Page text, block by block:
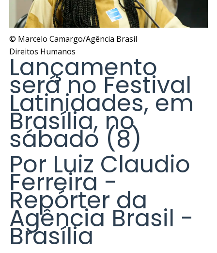
© Marcelo Camargo/Agência Brasil
Direitos Humanos
Lançamento
será no Festival
Latinidades, em
Brasília, no
sábado (8)
Por Luiz Claudio
Ferreira -
Repórter da
Agência Brasil -
Brasília